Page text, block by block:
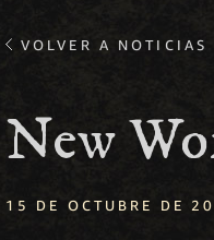
VOLVER A NOTICIAS
New
15 DE OCTUBRE DE